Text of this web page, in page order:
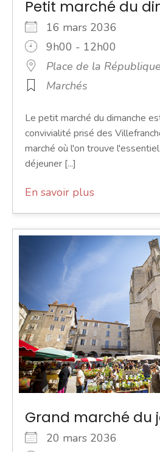
Petit marché du
16 mars 2036
9h00 - 12h00
Place de la République
Marchés
Le petit marché du dimanche
convivialité prisé des
marché où l'on trouve
déjeuner [...]
En savoir plus
Grand marché du
20 mars 2036